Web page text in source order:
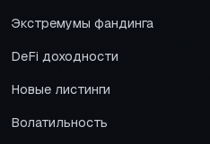
Экстремумы фандинга
DeFi доходности
Новые листинги
Волатильность